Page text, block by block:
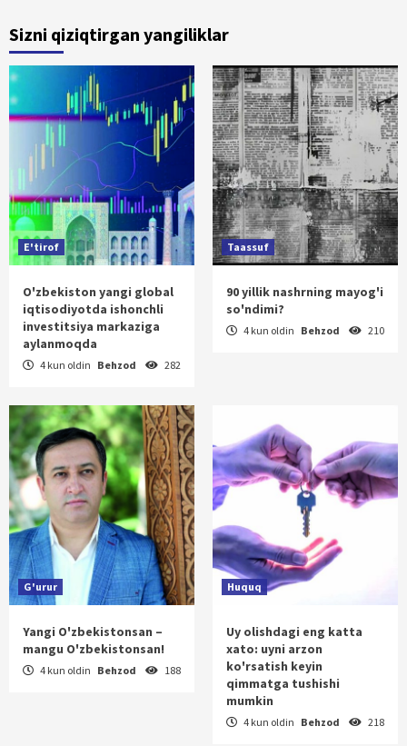
Sizni qiziqtirgan yangiliklar
E'tirof
O'zbekiston yangi global
iqtisodiyotda ishonchli
investitsiya markaziga
aylanmoqda
4 kun oldin Behzod 282
Taassuf
90 yillik nashrning mayog'i
so'ndimi?
4 kun oldin Behzod 210
G'urur
Yangi O'zbekistonsan –
mangu O'zbekistonsan!
4 kun oldin Behzod 188
Huquq
Uy olishdagi eng katta
xato: uyni arzon
ko'rsatish keyin
qimmatga tushishi
mumkin
4 kun oldin Behzod 218